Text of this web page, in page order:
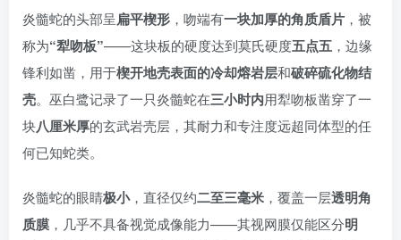
炎髓蛇的头部呈扁平楔形 ，吻端有一块加厚的角质盾片 ，被
称为“犁吻板”——这块板的硬度达到莫氏硬度五点五 ，边缘
锋利如凿，用于楔开地壳表面的冷却熔岩层和破碎硫化物结
壳。巫白鹭记录了一只炎髓蛇在三小时内用犁吻板凿穿了一
块八厘米厚的玄武岩壳层，其耐力和专注度远超同体型的任
何已知蛇类。
炎髓蛇的眼睛极小，直径仅约二至三毫米 ，覆盖一层透明角
质膜 ，几乎不具备视觉成像能力——其视网膜仅能区分明